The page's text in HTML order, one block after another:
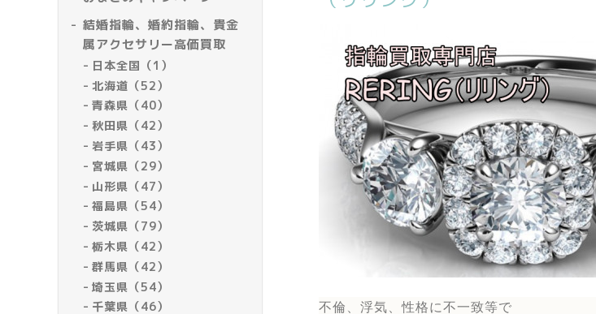
結婚指輪、婚約指輪、貴金
属アクセサリー高価買取
日本全国（1）
北海道（52）
青森県（40）
秋田県（42）
岩手県（43）
宮城県（29）
山形県（47）
福島県（54）
茨城県（79）
栃木県（42）
群馬県（42）
埼玉県（54）
千葉県（46）
不倫、浮気、性格に不一致等で